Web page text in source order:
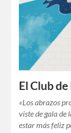
El Club
«Los abrazos
viste de gala de
estar más feliz